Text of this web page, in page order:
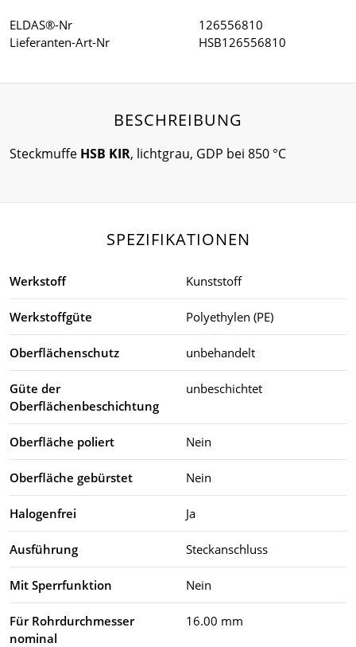
ELDAS®-Nr
126556810
Lieferanten-Art-Nr
HSB126556810
BESCHREIBUNG
Steckmuffe HSB KIR, lichtgrau, GDP bei 850 °C
SPEZIFIKATIONEN
Werkstoff Kunststoff
Werkstoffgüte Polyethylen (PE)
Oberflächenschutz unbehandelt
Güte der
Oberflächenbeschichtung
unbeschichtet
Oberfläche poliert Nein
Oberfläche gebürstet Nein
Halogenfrei Ja
Ausführung Steckanschluss
Mit Sperrfunktion Nein
Für Rohrdurchmesser
nominal
16.00 mm